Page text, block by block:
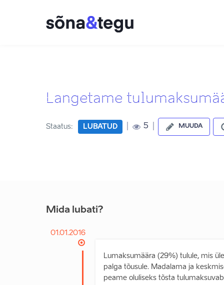
Langetame
Staatus: LUBATUD 5 MUUDA
Mida lubati?
01.01.2016
Lumaksumäära (29%) tulule, mis
palga tõusule. Madalama ja
peame oluliseks tõsta